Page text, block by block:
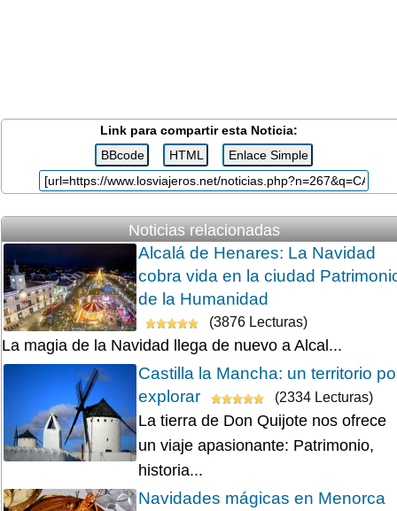
Link para compartir esta Noticia:
Noticias relacionadas
Alcalá de Henares: La Navidad
cobra vida en la ciudad
de la Humanidad
(3876 Lecturas)
La magia de la Navidad llega de nuevo a Alcal...
Castilla la Mancha: un territorio
explorar
(2334 Lecturas)
La tierra de Don Quijote nos ofrece
un viaje apasionante: Patrimonio,
historia...
Navidades mágicas en Menorca